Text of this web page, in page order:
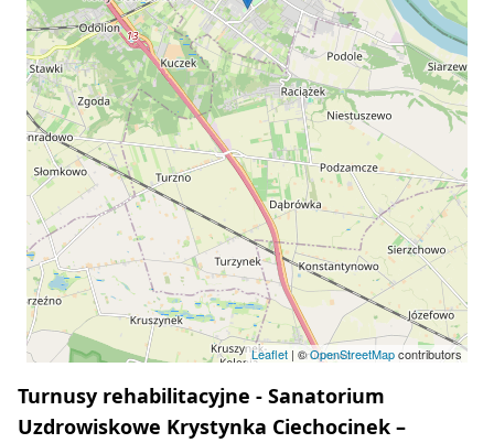
Leaflet | ©OpenStreetMapcontributors
Turnusy rehabilitacyjne - Sanatorium
Uzdrowiskowe Krystynka Ciechocinek –